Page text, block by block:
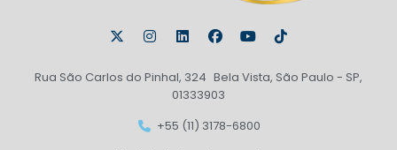
Rua São Carlos do Pinhal, 324 Bela Vista, São Paulo - SP,
01333903
+55 (11) 3178-6800